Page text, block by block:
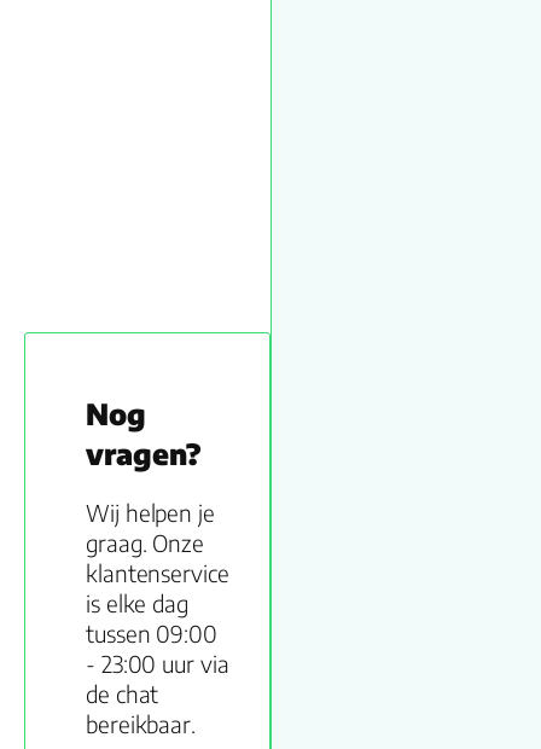
Nog
vragen?
Wij helpen je
graag. Onze
klantenservice
is elke dag
tussen 09:00
- 23:00 uur via
de chat
bereikbaar.